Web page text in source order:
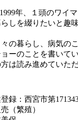
年、１頭のワイ
しを綴りたいと趣
の暮らし、病気の
ーのことを書いてい
は読み進めていた
録：西宮市第
（繁殖）